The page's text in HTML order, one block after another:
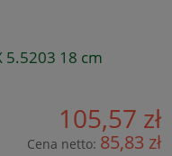
5.5203 18 cm
105,57 zł
Cena netto: 85,83 zł